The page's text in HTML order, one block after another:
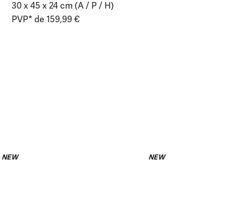
30 x 45 x 24 cm (A / P / H)
PVP* de 159,99 €
NEW NEW